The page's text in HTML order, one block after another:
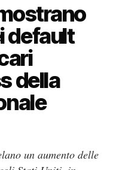
default
della
un aumento delle